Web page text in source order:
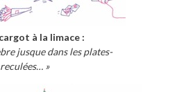
à la limace :
jusque dans les plates-
»